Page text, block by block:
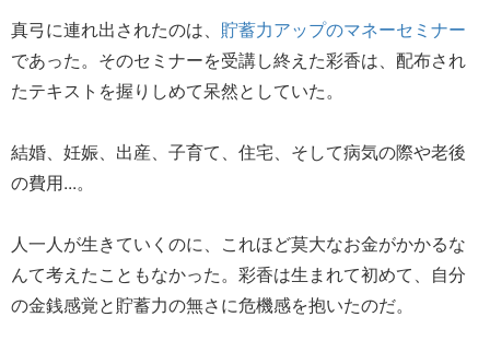
真弓に連れ出されたのは、 貯蓄力アップのマネーセミナー
であった。そのセミナーを受講し終えた彩香は、配布され
たテキストを握りしめて呆然としていた。
結婚、妊娠、出産、子育て、住宅、そして病気の際や老後
の費用...。
人一人が生きていくのに、これほど莫大なお金がかかるな
んて考えたこともなかった。彩香は生まれて初めて、自分
の金銭感覚と貯蓄力の無さに危機感を抱いたのだ。